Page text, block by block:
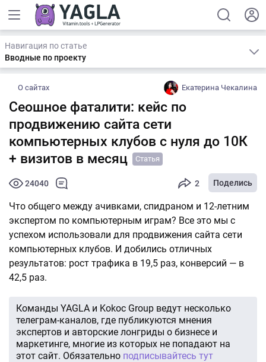
Навигация по статье
Вводные по проекту
О сайтах Екатерина Чекалина
Сеошное фаталити: кейс по
продвижению сайта сети
компьютерных клубов с нуля до 10К
+ визитов в месяц
Статья
24040 2 Поделись
Что общего между ачивками, спидраном и 12-летним
экспертом по компьютерным играм? Все это мы с
успехом использовали для продвижения сайта сети
компьютерных клубов. И добились отличных
результатов: рост трафика в 19,5 раз, конверсий — в
42,5 раз.
Команды YAGLA и Kokoc Group ведут несколько
телеграм-каналов, где публикуются мнения
экспертов и авторские лонгриды о бизнесе и
маркетинге, многие из которых не попадают на
этот сайт. Обязательно подписывайтесь тут